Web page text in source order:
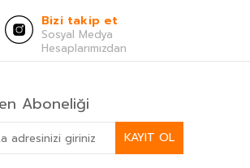
Bizi takip et
Sosyal Medya
Hesaplarımızdan
Aboneliği
KAYIT OL